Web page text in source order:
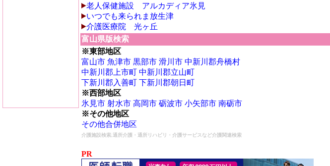
老人保健施設 アルカディア氷見
いつでも来られま放生津
介護医療院 光ヶ丘
富山県版検索
※東部地区
富山市 魚津市 黒部市 滑川市 中新川郡舟橋村
中新川郡上市町 中新川郡立山町
下新川郡入善町 下新川郡朝日町
※西部地区
氷見市 射水市 高岡市 砺波市 小矢部市 南砺市
※その他地区
その他合併地区
介護施設検索,通所介護・通所リハビリ・介護サービスなど介護関連検索
PR